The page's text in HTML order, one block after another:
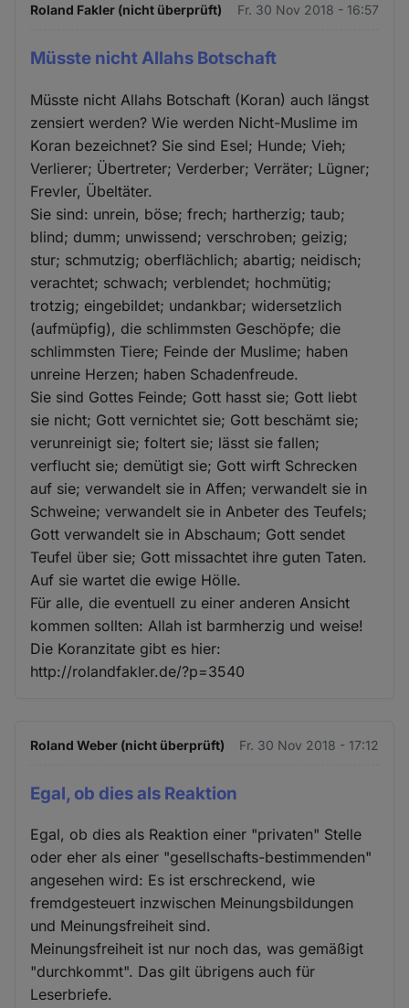
Roland Fakler (nicht überprüft) Fr. 30 Nov 2018 - 16:57
Müsste nicht Allahs Botschaft
Müsste nicht Allahs Botschaft (Koran) auch längst
zensiert werden? Wie werden Nicht-Muslime im
Koran bezeichnet? Sie sind Esel; Hunde; Vieh;
Verlierer; Übertreter; Verderber; Verräter; Lügner;
Frevler, Übeltäter.
Sie sind: unrein, böse; frech; hartherzig; taub;
blind; dumm; unwissend; verschroben; geizig;
stur; schmutzig; oberflächlich; abartig; neidisch;
verachtet; schwach; verblendet; hochmütig;
trotzig; eingebildet; undankbar; widersetzlich
(aufmüpfig), die schlimmsten Geschöpfe; die
schlimmsten Tiere; Feinde der Muslime; haben
unreine Herzen; haben Schadenfreude.
Sie sind Gottes Feinde; Gott hasst sie; Gott liebt
sie nicht; Gott vernichtet sie; Gott beschämt sie;
verunreinigt sie; foltert sie; lässt sie fallen;
verflucht sie; demütigt sie; Gott wirft Schrecken
auf sie; verwandelt sie in Affen; verwandelt sie in
Schweine; verwandelt sie in Anbeter des Teufels;
Gott verwandelt sie in Abschaum; Gott sendet
Teufel über sie; Gott missachtet ihre guten Taten.
Auf sie wartet die ewige Hölle.
Für alle, die eventuell zu einer anderen Ansicht
kommen sollten: Allah ist barmherzig und weise!
Die Koranzitate gibt es hier:
http://rolandfakler.de/?p=3540
Roland Weber (nicht überprüft) Fr. 30 Nov 2018 - 17:12
Egal, ob dies als Reaktion
Egal, ob dies als Reaktion einer "privaten" Stelle
oder eher als einer "gesellschafts-bestimmenden"
angesehen wird: Es ist erschreckend, wie
fremdgesteuert inzwischen Meinungsbildungen
und Meinungsfreiheit sind.
Meinungsfreiheit ist nur noch das, was gemäßigt
"durchkommt". Das gilt übrigens auch für
Leserbriefe.